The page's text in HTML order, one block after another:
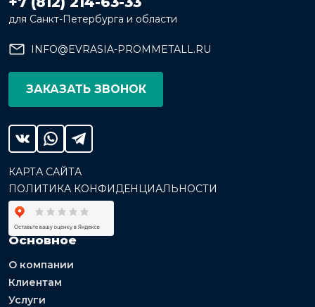
для Санкт-Петербурга и области
INFO@EVRASIA-PROMMETALL.RU
ЗАКАЗАТЬ ЗВОНОК
КАРТА САЙТА
ПОЛИТИКА КОНФИДЕНЦИАЛЬНОСТИ
Основное
О компании
Клиентам
Услуги